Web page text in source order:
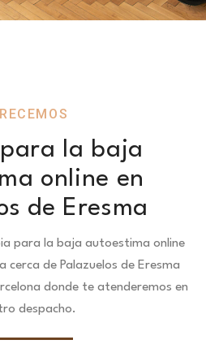
la baja
online en
de Eresma
para la baja autoestima online
de Palazuelos de Eresma
donde te atenderemos en
despacho.